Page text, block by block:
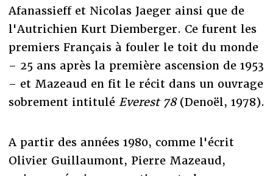
Afanassieff et Nicolas Jaeger ainsi que de
l'Autrichien Kurt Diemberger. Ce furent les
premiers Français à fouler le toit du monde
– 25 ans après la première ascension de 1953
– et Mazeaud en fit le récit dans un ouvrage
sobrement intitulé Everest 78(Denoël, 1978).
A partir des années 1980, comme l'écrit
Olivier Guillaumont, Pierre Mazeaud,